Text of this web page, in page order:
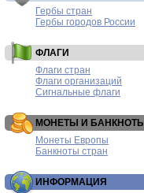
Гербы стран
Гербы городов России
ФЛАГИ
Флаги стран
Флаги организаций
Сигнальные флаги
МОНЕТЫ И БАНКНОТЫ
Монеты Европы
Банкноты стран
ИНФОРМАЦИЯ